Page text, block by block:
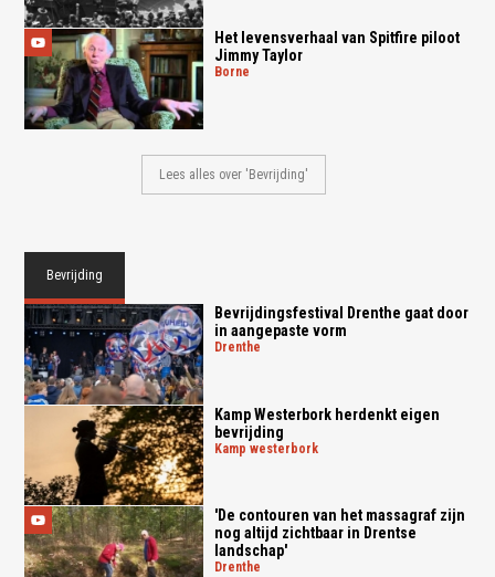
Het levensverhaal van Spitfire piloot
Jimmy Taylor
borne
Lees alles over 'Bevrijding'
Bevrijding
Bevrijdingsfestival Drenthe gaat door
in aangepaste vorm
drenthe
Kamp Westerbork herdenkt eigen
bevrijding
kamp westerbork
'De contouren van het massagraf zijn
nog altijd zichtbaar in Drentse
landschap'
drenthe